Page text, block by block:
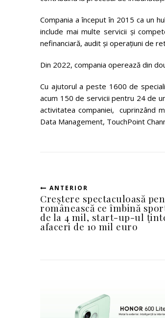
Compania a început în 2015 ca un
include mai multe servicii și
nefinanciară, audit și operațiuni de
Din 2022, compania operează din
Cu ajutorul a peste 1600 de
acum 150 de servicii pentru 24 de
activitatea companiei, cuprinzând
Data Management, TouchPoint
ANTERIOR
Creștere spectaculoasă
românească ce îmbină
de la 4 mil, start-up-ul
afaceri de 10 mil euro